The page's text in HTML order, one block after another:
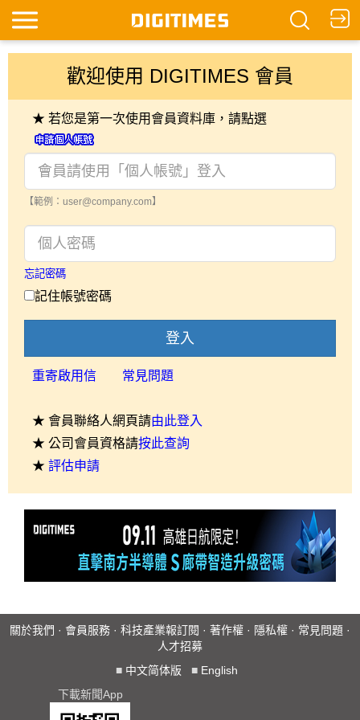
歡迎使用 DIGITIMES 會員
★ 若您是第一次使用會員資料庫，請點選
【範例：user@company.com】
忘記密碼
記住帳號密碼
登入
重寄啟用信 常見問題
★ 會員聯絡人網頁請由此登入
★ 公司會員資格請按此查詢
★ 評估申請
關於我們 · 會員服務 · 科技產業報訂閱 · 著作權 · 隱私權 · 常見問題 ·
人才招募
■ 中文简体版 ■ English
下載新聞App